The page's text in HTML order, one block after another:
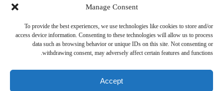
Manage Consent
To provide the best experiences, we use technologies like cookies to store and/or
access device information. Consenting to these technologies will allow us to process
data such as browsing behavior or unique IDs on this site. Not consenting or
withdrawing consent, may adversely affect certain features and functions.
Accept
שיעורי פלדנקרייז במגע – FI
שרים פלדנקרייז
תאור מקרה